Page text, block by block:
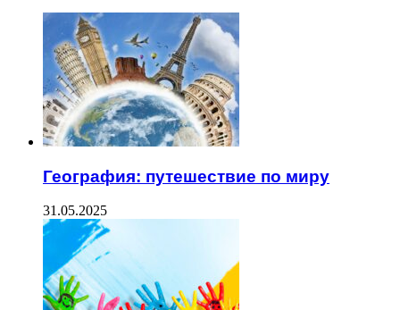
География: путешествие по миру
31.05.2025